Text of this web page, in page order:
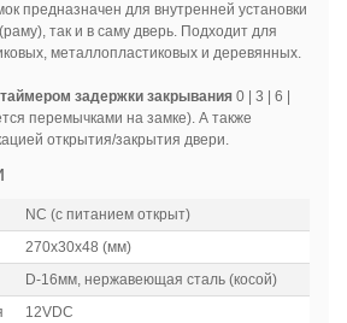
предназначен для внутренней установки
так и в саму дверь. Подходит для
металлопластиковых и деревянных.
задержки закрывания 0 | 3 | 6 |
перемычками на замке). А также
открытия/закрытия двери.
NC (с питанием открыт)
270x30x48 (мм)
D-16мм, нержавеющая сталь (косой)
12VDC